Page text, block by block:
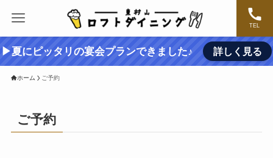
TEL
▶夏にピッタリの宴会プランできました♪ 詳しく見る
ホーム ご予約
ご予約